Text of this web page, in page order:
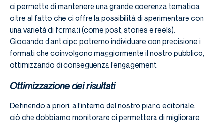
ci permette di mantenere una grande coerenza tematica
oltre al fatto che ci offre la possibilità di sperimentare con
una varietà di formati (come post, stories e reels).
Giocando d’anticipo potremo individuare con precisione i
formati che coinvolgono maggiormente il nostro pubblico,
ottimizzando di conseguenza l’engagement.
Ottimizzazione dei risultati
Definendo a priori, all’interno del nostro piano editoriale,
ciò che dobbiamo monitorare ci permetterà di migliorare